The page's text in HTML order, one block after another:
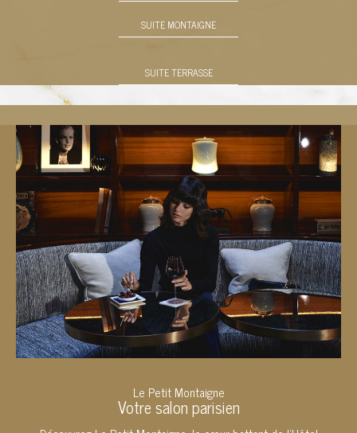
SUITE MONTAIGNE
SUITE TERRASSE
Le Petit Montaigne
Votre salon parisien